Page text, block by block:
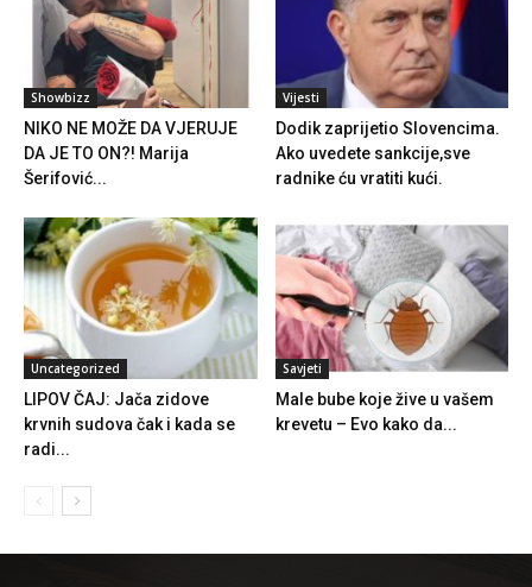
Showbizz
NIKO NE MOŽE DA VJERUJE
DA JE TO ON?! Marija
Šerifović...
Vijesti
Dodik zaprijetio Slovencima.
Ako uvedete sankcije,sve
radnike ću vratiti kući.
Uncategorized
LIPOV ČAJ: Jača zidove
krvnih sudova čak i kada se
radi...
Savjeti
Male bube koje žive u vašem
krevetu – Evo kako da...